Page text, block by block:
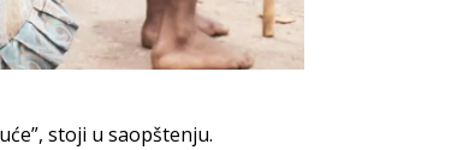
stoji u saopštenju.